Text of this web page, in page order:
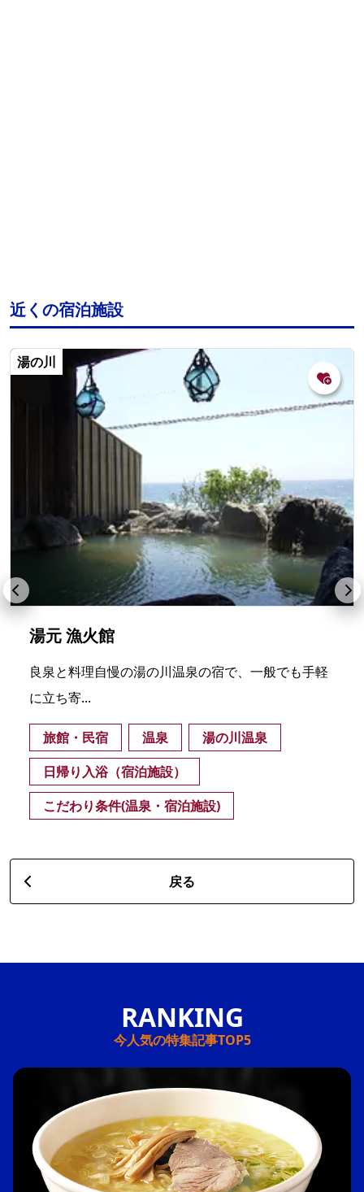
近くの宿泊施設
湯の川
湯元 漁火館
良泉と料理自慢の湯の川温泉の宿で、一般でも手軽
に立ち寄...
旅館・民宿 温泉
湯の川温泉
日帰り入浴（宿泊施設）
こだわり条件(温泉・宿泊施設)
戻る
今人気の特集記事TOP5